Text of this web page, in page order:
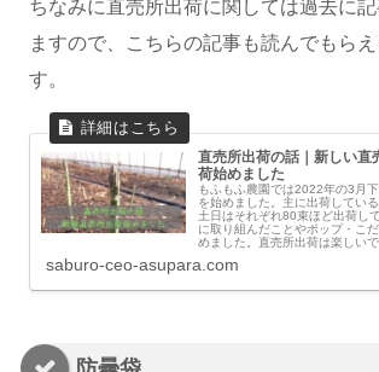
ちなみに直売所出荷に関しては過去に
ますので、こちらの記事も読んでもら
す。
直売所出荷の話｜新しい直
荷始めました
もふもふ農園では2022年の3月
を始めました。主に出荷してい
土日はそれぞれ80束ほど出荷し
に取り組んだことやポップ・こ
めました。直売所出荷は楽しいで
saburo-ceo-asupara.com